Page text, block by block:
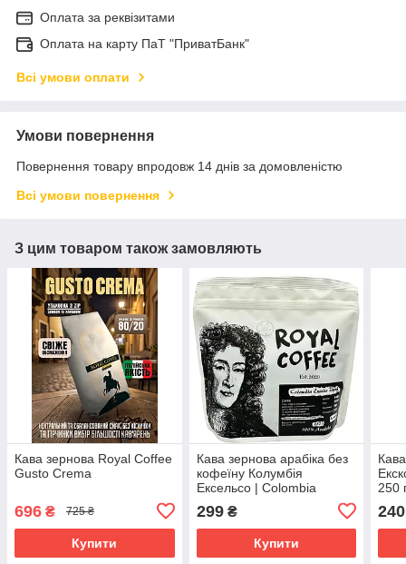
Оплата за реквізитами
Оплата на карту ПаТ "ПриватБанк"
Всі умови оплати
Умови повернення
Повернення товару впродовж 14 днів за домовленістю
Всі умови повернення
З цим товаром також замовляють
Кава зернова Royal Coffee
Gusto Crema
696 ₴ 725 ₴
Купити
Кава зернова арабіка без
кофеїну Колумбія
Ексельсо | Colombia
299₴
Купити
250
240